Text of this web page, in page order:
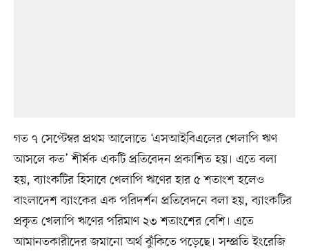
গত ৭ সেপ্টেম্বর প্রথম আলোতে ‘এসআইবিএলের খেলাপি ঋণ
আসলে কত’ শীর্ষক একটি প্রতিবেদন প্রকাশিত হয়। এতে বলা
হয়, ব্যাংকটির হিসাবে খেলাপি ঋণের হার ৫ শতাংশ হলেও
বাংলাদেশ ব্যাংকের এক পরিদর্শন প্রতিবেদনে বলা হয়, ব্যাংকটির
প্রকৃত খেলাপি ঋণের পরিমাণ ২৩ শতাংশের বেশি। এতে
আমানতকারীদের জমানো অর্থ ঝুঁকিতে পড়েছে। সম্প্রতি ইংরেজি